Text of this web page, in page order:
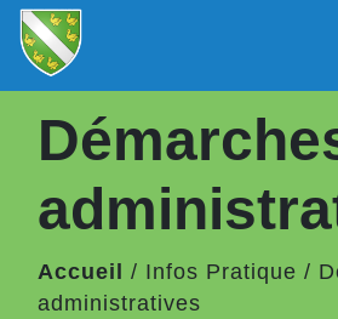
Accueil / Infos Pratique /
administratives